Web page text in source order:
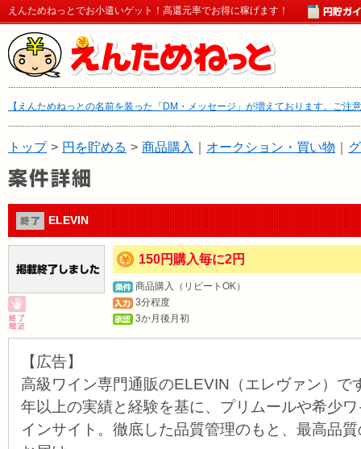
えんためねっとでお小遣いゲット！高還元率でお得に稼げます！
【えんためねっとの名前を装った「DM・メッセージ」が増えております。ご注
トップ > 円を貯める > 商品購入 オークション・買い物
ELEVIN
150円購入毎に2円
商品購入（リピートOK）
3分程度
3か月後月初
【広告】
高級ワイン専門通販のELEVIN（エレヴァン）で
年以上の実績と経験を基に、プリムールや希少
インサイト。徹底した品質管理のもと、最高品